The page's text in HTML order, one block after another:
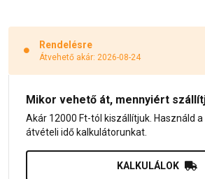
Rendelésre
Átvehető akár: 2026-08-24
Mikor vehető át, mennyiért
Akár 12000 Ft-tól kiszállítjuk. Használd
átvételi idő kalkulátorunkat.
KALKULÁLOK